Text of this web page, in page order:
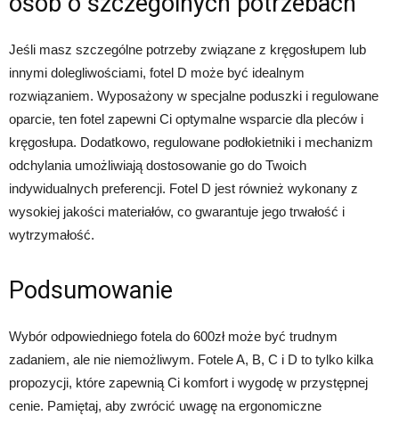
Jeśli masz szczególne potrzeby związane z kręgosłupem lub
innymi dolegliwościami, fotel D może być idealnym
rozwiązaniem. Wyposażony w specjalne poduszki i regulowane
oparcie, ten fotel zapewni Ci optymalne wsparcie dla pleców i
kręgosłupa. Dodatkowo, regulowane podłokietniki i mechanizm
odchylania umożliwiają dostosowanie go do Twoich
indywidualnych preferencji. Fotel D jest również wykonany z
wysokiej jakości materiałów, co gwarantuje jego trwałość i
wytrzymałość.
Podsumowanie
Wybór odpowiedniego fotela do 600zł może być trudnym
zadaniem, ale nie niemożliwym. Fotele A, B, C i D to tylko kilka
propozycji, które zapewnią Ci komfort i wygodę w przystępnej
cenie. Pamiętaj, aby zwrócić uwagę na ergonomiczne